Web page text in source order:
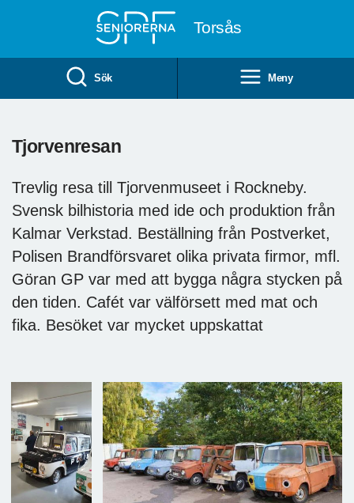
Torsås
Sök Meny
Tjorvenresan
Trevlig resa till Tjorvenmuseet i Rockneby.
Svensk bilhistoria med ide och produktion från
Kalmar Verkstad. Beställning från Postverket,
Polisen Brandförsvaret olika privata firmor, mfl.
Göran GP var med att bygga några stycken på
den tiden. Cafét var välförsett med mat och
fika. Besöket var mycket uppskattat